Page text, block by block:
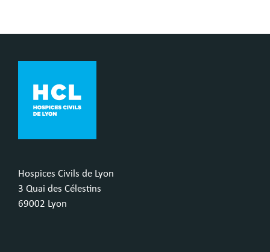
Hospices Civils de Lyon
3 Quai des Célestins
69002 Lyon